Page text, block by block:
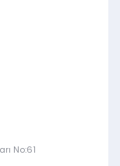
No:61